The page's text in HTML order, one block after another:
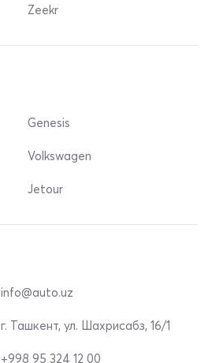
Zeekr
Genesis
Volkswagen
Jetour
info@auto.uz
г. Ташкент, ул. Шахрисабз, 16/1
+998 95 324 12 00